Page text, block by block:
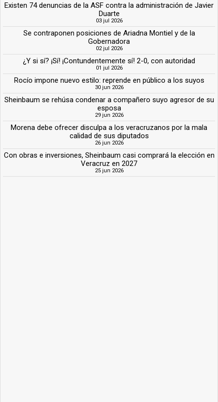
Existen 74 denuncias de la ASF contra la administración de Javier
Duarte
03 jul 2026
Se contraponen posiciones de Ariadna Montiel y de la
Gobernadora
02 jul 2026
¿Y si sí? ¡Sí! ¡Contundentemente sí! 2-0, con autoridad
01 jul 2026
Rocío impone nuevo estilo: reprende en público a los suyos
30 jun 2026
Sheinbaum se rehúsa condenar a compañero suyo agresor de su
esposa
29 jun 2026
Morena debe ofrecer disculpa a los veracruzanos por la mala
calidad de sus diputados
26 jun 2026
Con obras e inversiones, Sheinbaum casi comprará la elección en
Veracruz en 2027
25 jun 2026